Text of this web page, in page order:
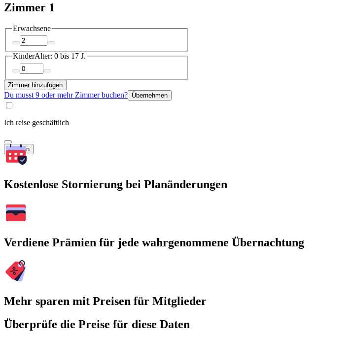
Zimmer 1
Erwachsene
KinderAlter: 0 bis 17 J.
Zimmer hinzufügen
Du musst 9 oder mehr Zimmer buchen? Übernehmen
Ich reise geschäftlich
Suchen
Kostenlose Stornierung bei Planänderungen
Verdiene Prämien für jede wahrgenommene Übernachtung
Mehr sparen mit Preisen für Mitglieder
Überprüfe die Preise für diese Daten